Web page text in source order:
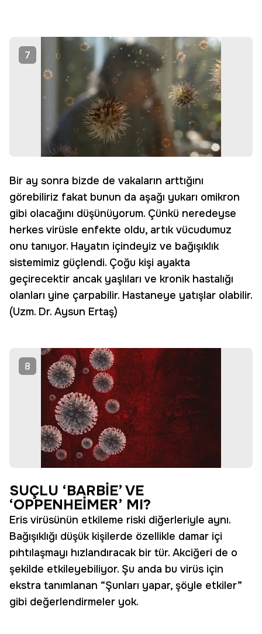
7
Bir ay sonra bizde de vakaların arttığını
görebiliriz fakat bunun da aşağı yukarı omikron
gibi olacağını düşünüyorum. Çünkü neredeyse
herkes virüsle enfekte oldu, artık vücudumuz
onu tanıyor. Hayatın içindeyiz ve bağışıklık
sistemimiz güçlendi. Çoğu kişi ayakta
geçirecektir ancak yaşlıları ve kronik hastalığı
olanları yine çarpabilir. Hastaneye yatışlar olabilir.
(Uzm. Dr. Aysun Ertaş)
8
SUÇLU ‘BARBİE’ VE
‘OPPENHEİMER’ MI?
Eris virüsünün etkileme riski diğerleriyle aynı.
Bağışıklığı düşük kişilerde özellikle damar içi
pıhtılaşmayı hızlandıracak bir tür. Akciğeri de o
şekilde etkileyebiliyor. Şu anda bu virüs için
ekstra tanımlanan “Şunları yapar, şöyle etkiler”
gibi değerlendirmeler yok.